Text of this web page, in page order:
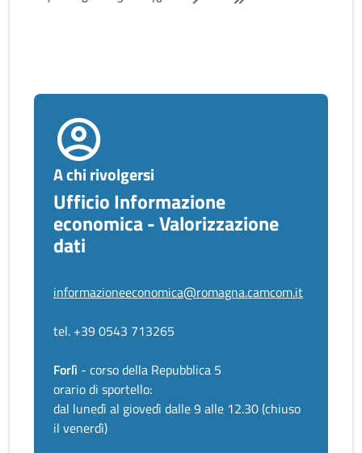
A chi rivolgersi
Ufficio Informazione
economica - Valorizzazione
dati
informazioneeconomica@romagna.camcom.it
tel. +39 0543 713265
Forlì - corso della Repubblica 5
orario di sportello:
dal lunedì al giovedì dalle 9 alle 12.30 (chiuso
il venerdì)